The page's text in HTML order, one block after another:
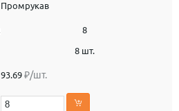
Промрукав
8
8 шт.
93.69 ₽/шт.